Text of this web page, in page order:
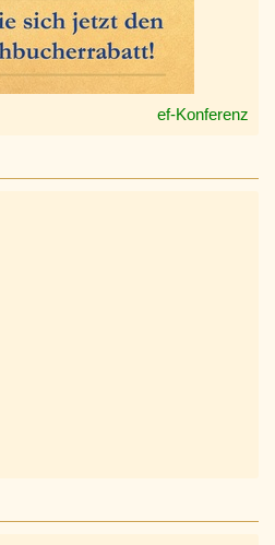
ef-Konferenz